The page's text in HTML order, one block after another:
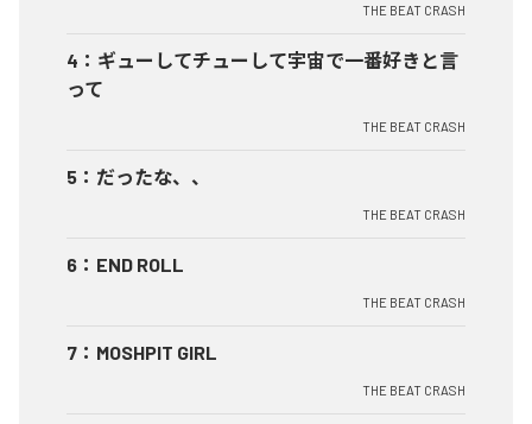
THE BEAT CRASH
4 ： ギューしてチューして宇宙で一番好きと言
って
THE BEAT CRASH
5 ： だったな、、
THE BEAT CRASH
6 ： END ROLL
THE BEAT CRASH
7 ： MOSHPIT GIRL
THE BEAT CRASH